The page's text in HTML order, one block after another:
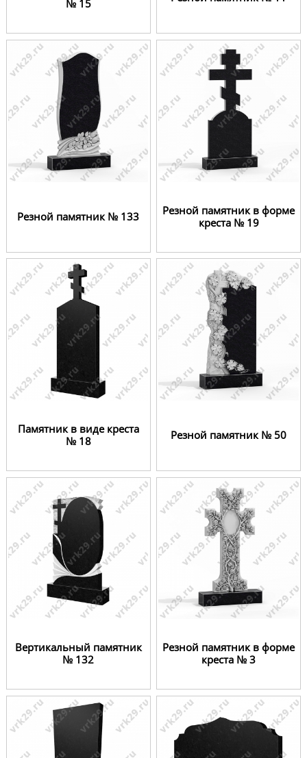
№ 15
Резной памятник № 133
Резной памятник в форме
креста № 19
Памятник в виде креста
№ 18
Резной памятник № 50
Вертикальный памятник
№ 132
Резной памятник в форме
креста № 3